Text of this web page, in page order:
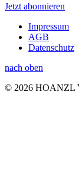
Jetzt abonnieren
Impressum
AGB
Datenschutz
nach oben
© 2026 HOANZL